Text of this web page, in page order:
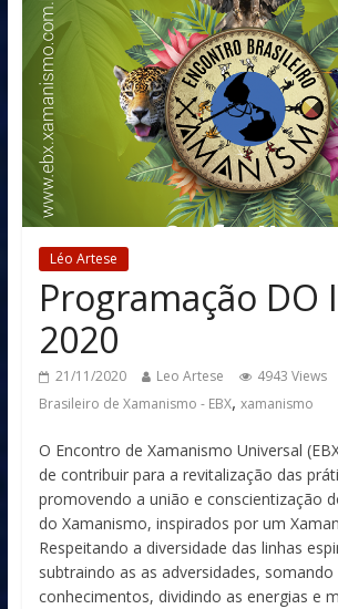
Léo Artese
Programação DO
2020
21/11/2020 Leo Artese 4943 Views
Brasileiro de Xamanismo - EBX, xamanismo
O Encontro de Xamanismo Universal
de contribuir para a revitalização das
promovendo a união e conscientização
do Xamanismo, inspirados por um
Respeitando a diversidade das linhas
subtraindo as as adversidades, somando
conhecimentos, dividindo as energias e